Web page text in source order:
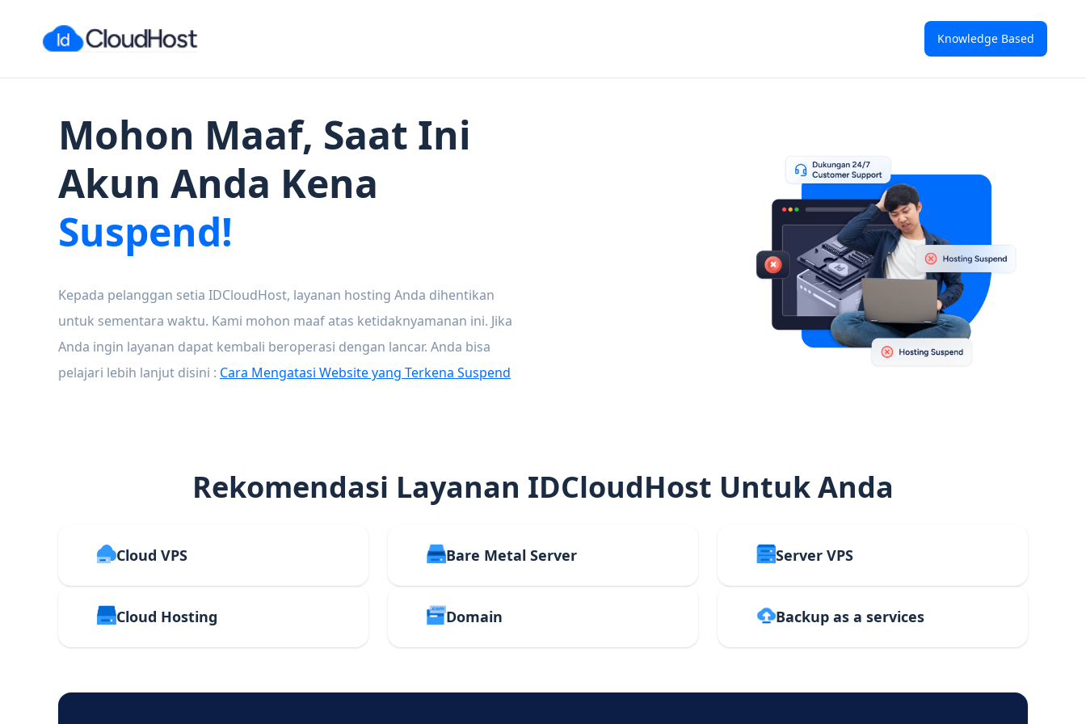
Knowledge Based
Mohon Maaf, Saat Ini
Akun Anda Kena
Suspend!
Kepada pelanggan setia IDCloudHost, layanan hosting Anda dihentikan
untuk sementara waktu. Kami mohon maaf atas ketidaknyamanan ini. Jika
Anda ingin layanan dapat kembali beroperasi dengan lancar. Anda bisa
pelajari lebih lanjut disini : Cara Mengatasi Website yang Terkena Suspend
Rekomendasi Layanan IDCloudHost Untuk Anda
Cloud VPS Bare Metal Server Server VPS
Cloud Hosting Domain Backup as a services